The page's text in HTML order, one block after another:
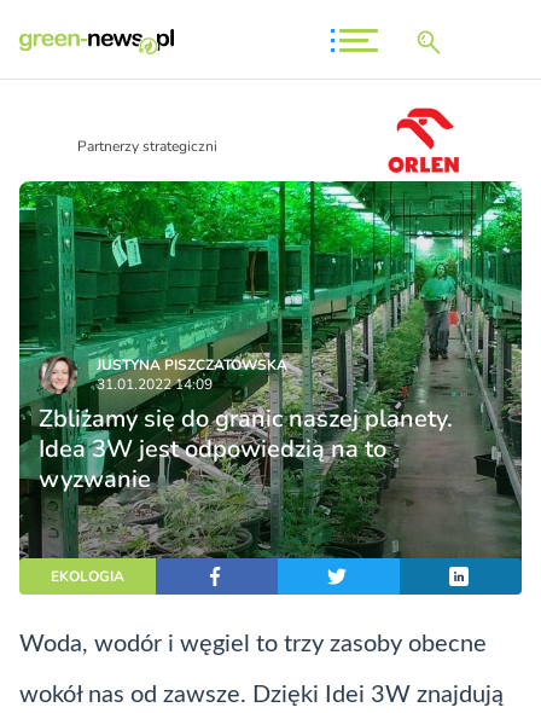
Partnerzy strategiczni
JUSTYNA PISZCZATOWSKA
31.01.2022 14:09
Zbliżamy się do granic naszej planety.
Idea 3W jest odpowiedzią na to
wyzwanie
EKOLOGIA
Woda, wodór i węgiel to trzy zasoby obecne
wokół nas od zawsze. Dzięki Idei 3W znajdują